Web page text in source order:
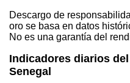
Descargo de
oro se basa en datos
No es una garantía del
Indicadores diarios
Senegal